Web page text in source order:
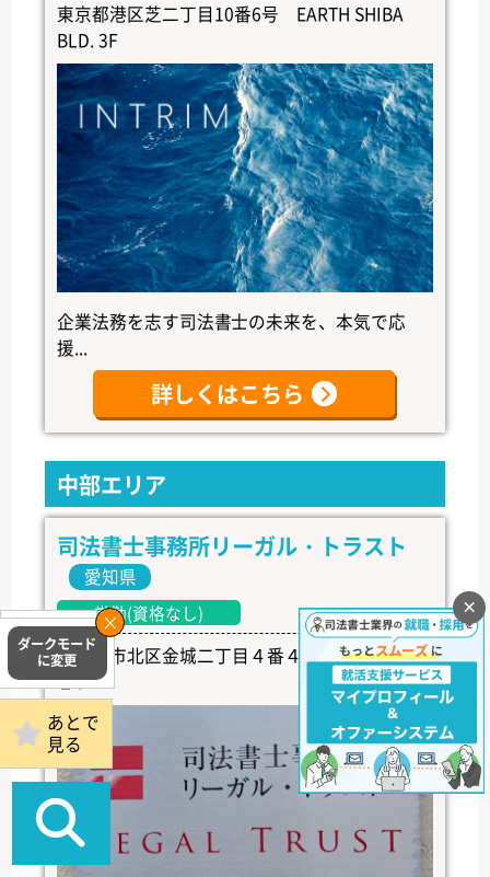
東京都港区芝二丁目10番6号 EARTH SHIBA
BLD. 3F
企業法務を志す司法書士の未来を、本気で応
援...
詳しくはこちら
中部エリア
司法書士事務所リーガル・トラスト
愛知県
常勤(資格なし)
名古屋市北区金城二丁目４番４号 ペルテ金城
１Ｆ
×
あとで
見る
掲載事務所
ログイン